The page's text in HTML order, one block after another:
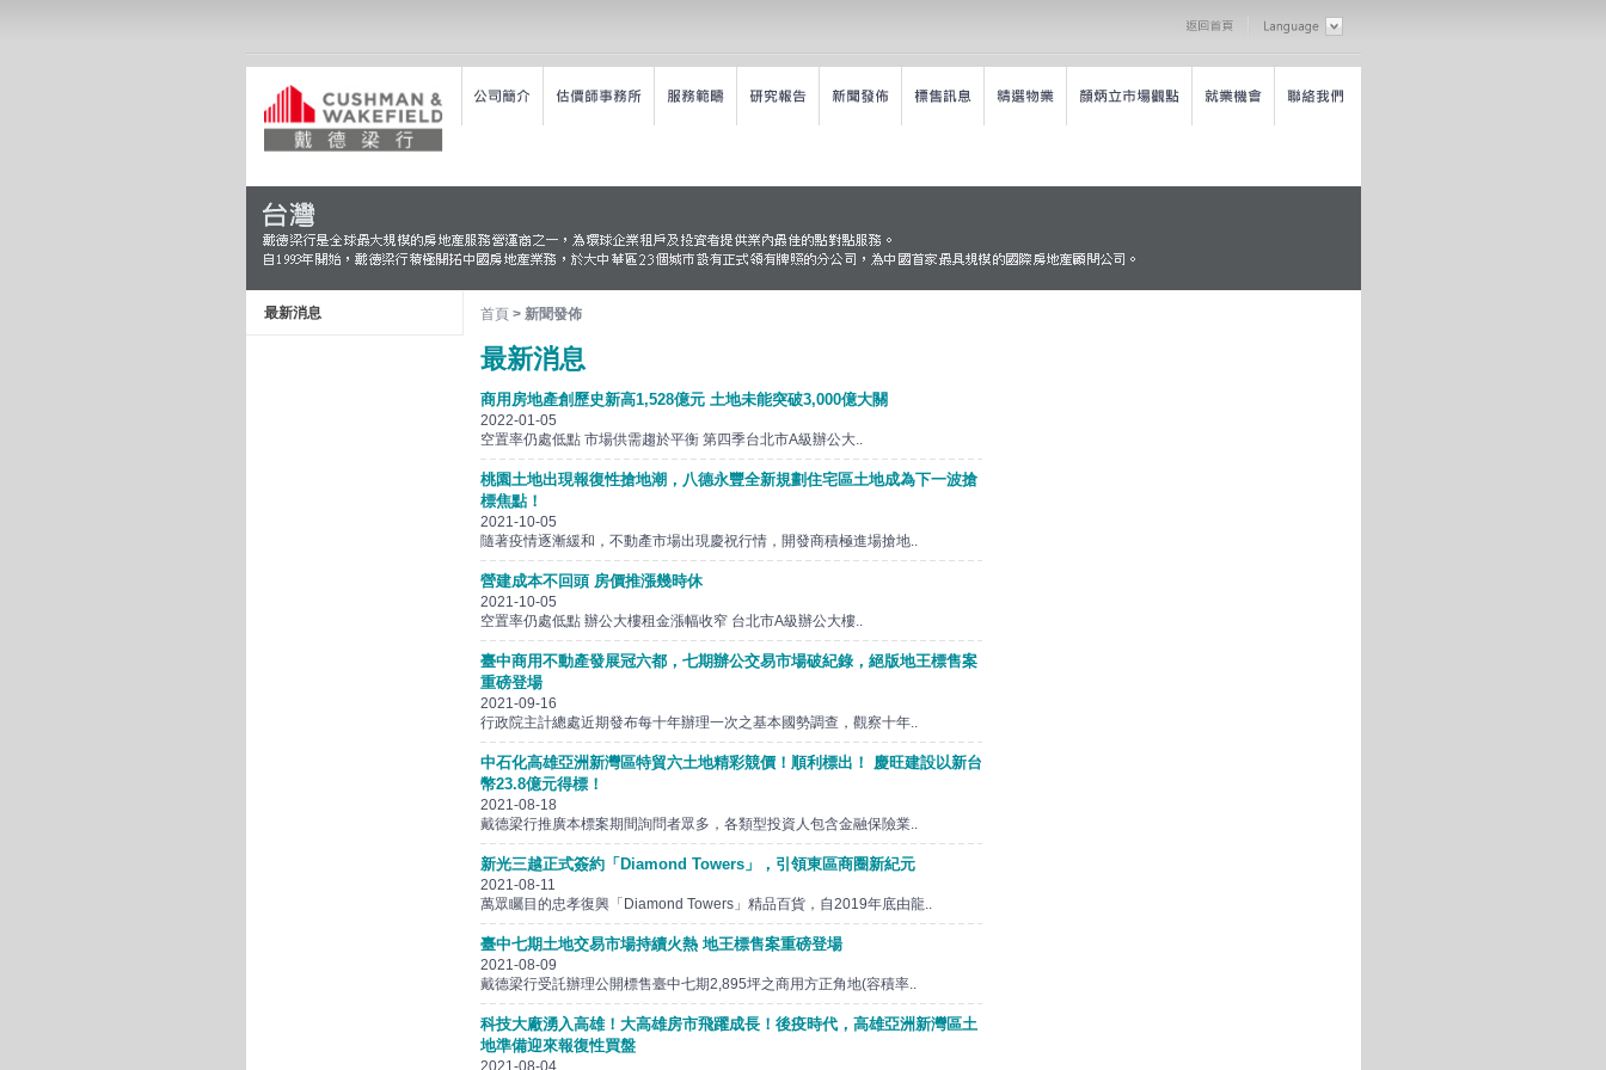
最新消息 首頁> 新聞發佈
最新消息
商用房地產創歷史新高1,528億元 土地未能突破3,000億大關
2022-01-05
空置率仍處低點 市場供需趨於平衡 第四季台北市A級辦公大..
桃園土地出現報復性搶地潮，八德永豐全新規劃住宅區土地成為下一波搶
標焦點！
2021-10-05
隨著疫情逐漸緩和，不動產市場出現慶祝行情，開發商積極進場搶地..
營建成本不回頭 房價推漲幾時休
2021-10-05
空置率仍處低點 辦公大樓租金漲幅收窄 台北市A級辦公大樓..
臺中商用不動產發展冠六都，七期辦公交易市場破紀錄，絕版地王標售案
重磅登場
2021-09-16
行政院主計總處近期發布每十年辦理一次之基本國勢調查，觀察十年..
中石化高雄亞洲新灣區特貿六土地精彩競價！順利標出！ 慶旺建設以新台
幣23.8億元得標！
2021-08-18
戴德梁行推廣本標案期間詢問者眾多，各類型投資人包含金融保險業..
新光三越正式簽約「Diamond Towers」，引領東區商圈新紀元
2021-08-11
萬眾矚目的忠孝復興「Diamond Towers」精品百貨，自2019年底由龍..
臺中七期土地交易市場持續火熱 地王標售案重磅登場
2021-08-09
戴德梁行受託辦理公開標售臺中七期2,895坪之商用方正角地(容積率..
科技大廠湧入高雄！大高雄房市飛躍成長！後疫時代，高雄亞洲新灣區土
地準備迎來報復性買盤
2021-08-04